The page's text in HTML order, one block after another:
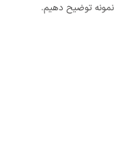
نمونه توضیح دهیم.